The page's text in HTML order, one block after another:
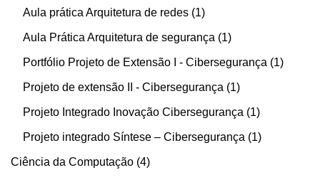
Aula prática Arquitetura de redes 1
Aula Prática Arquitetura de segurança 1
Portfólio Projeto de Extensão I - Cibersegurança 1
Projeto de extensão II - Cibersegurança 1
Projeto Integrado Inovação Cibersegurança 1
Projeto integrado Síntese – Cibersegurança 1
Ciência da Computação 4